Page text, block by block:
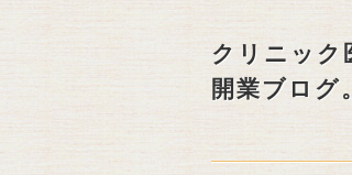
クリニック
開業ブログ